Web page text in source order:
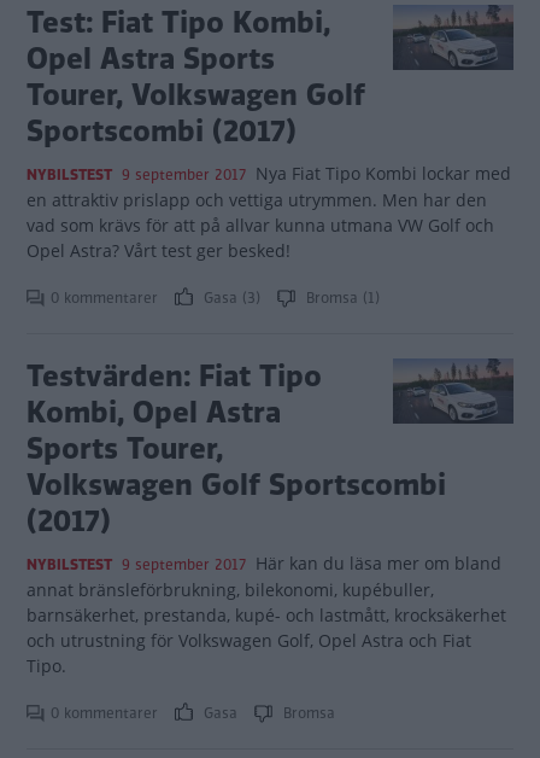
Test: Fiat Tipo Kombi,
Opel Astra Sports
Tourer, Volkswagen Golf
Sportscombi (2017)
NYBILSTEST 9 september 2017 Nya Fiat Tipo Kombi lockar med
en attraktiv prislapp och vettiga utrymmen. Men har den
vad som krävs för att på allvar kunna utmana VW Golf och
Opel Astra? Vårt test ger besked!
0 kommentarer Gasa (3) Bromsa (1)
Testvärden: Fiat Tipo
Kombi, Opel Astra
Sports Tourer,
Volkswagen Golf Sportscombi
(2017)
NYBILSTEST 9 september 2017 Här kan du läsa mer om bland
annat bränsleförbrukning, bilekonomi, kupébuller,
barnsäkerhet, prestanda, kupé- och lastmått, krocksäkerhet
och utrustning för Volkswagen Golf, Opel Astra och Fiat
Tipo.
0 kommentarer Gasa Bromsa